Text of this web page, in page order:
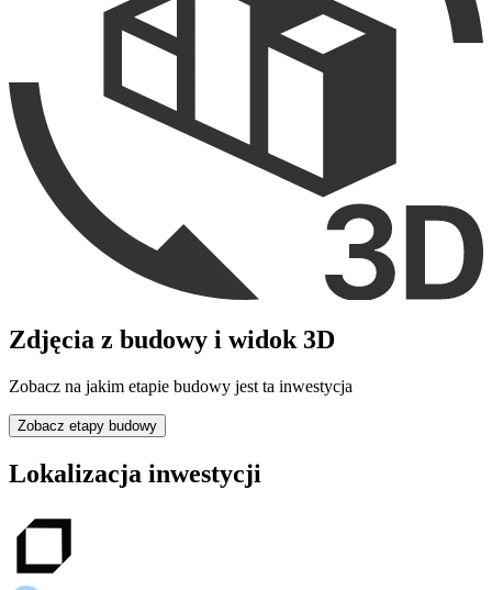
Zdjęcia z budowy i widok 3D
Zobacz na jakim etapie budowy jest ta inwestycja
Zobacz etapy budowy
Lokalizacja inwestycji